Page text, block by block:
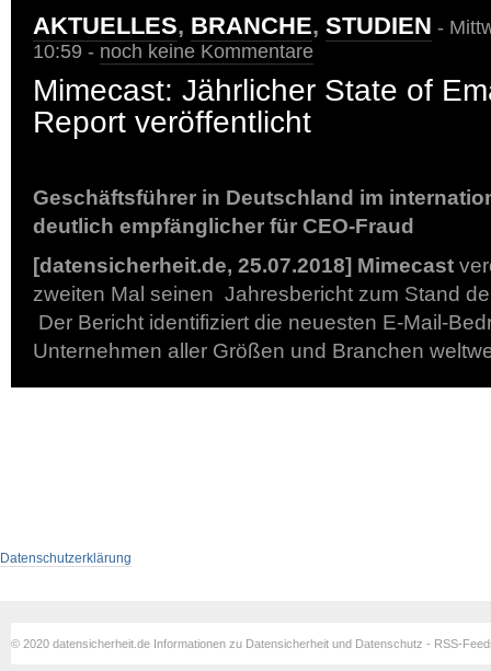
AKTUELLES, BRANCHE, STUDIEN -
10:59 - noch keine Kommentare
Mimecast: Jährlicher State of
Report veröffentlicht
Geschäftsführer in Deutschland im
deutlich empfänglicher für CEO-Fraud
[datensicherheit.de, 25.07.2018] Mimecast
zweiten Mal seinen Jahresbericht zum Stand
Der Bericht identifiziert die neuesten E-Mail-
Unternehmen aller Größen und Branchen
Datenschutzerklärung
© 2020 datensicherheit.de Informationen zu Datensicherheit und Datenschutz - RSS-